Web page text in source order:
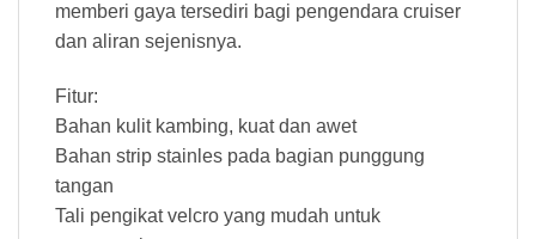
memberi gaya tersediri bagi pengendara cruiser
dan aliran sejenisnya.
Fitur:
Bahan kulit kambing, kuat dan awet
Bahan strip stainles pada bagian punggung
tangan
Tali pengikat velcro yang mudah untuk